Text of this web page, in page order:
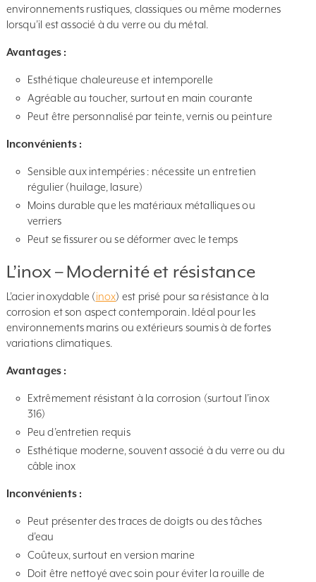
environnements rustiques, classiques ou même modernes
lorsqu’il est associé à du verre ou du métal.
Avantages :
Esthétique chaleureuse et intemporelle
Agréable au toucher, surtout en main courante
Peut être personnalisé par teinte, vernis ou peinture
Inconvénients :
Sensible aux intempéries : nécessite un entretien
régulier (huilage, lasure)
Moins durable que les matériaux métalliques ou
verriers
Peut se fissurer ou se déformer avec le temps
L’inox – Modernité et résistance
L’acier inoxydable (inox) est prisé pour sa résistance à la
corrosion et son aspect contemporain. Idéal pour les
environnements marins ou extérieurs soumis à de fortes
variations climatiques.
Avantages :
Extrêmement résistant à la corrosion (surtout l’inox
316)
Peu d’entretien requis
Esthétique moderne, souvent associé à du verre ou du
câble inox
Inconvénients :
Peut présenter des traces de doigts ou des tâches
d’eau
Coûteux, surtout en version marine
Doit être nettoyé avec soin pour éviter la rouille de